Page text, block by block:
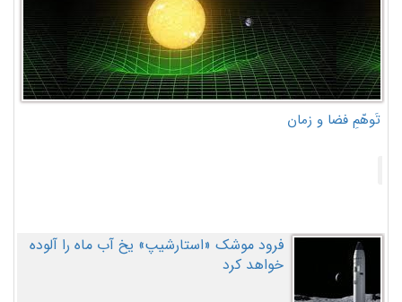
تَوهّمِ فضا و زمان
فرود موشک «استارشیپ» یخ آب ماه را آلوده
خواهد کرد